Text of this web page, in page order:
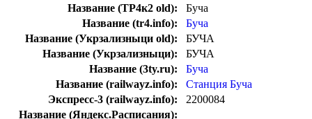
Название (ТР4к2 old):
Буча
Название (tr4.info):
Буча
Название (Укрзализныци old):
БУЧА
Название (Укрзализныци):
БУЧА
Название (3ty.ru):
Буча
Название (railwayz.info):
Станция Буча
Экспресс-3 (railwayz.info):
2200084
Название (Яндекс.Расписания):